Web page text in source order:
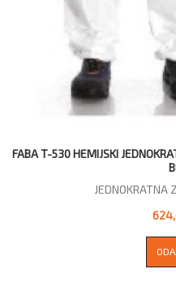
FABA T-530 HEMIJSKI
JEDNOKRATNA